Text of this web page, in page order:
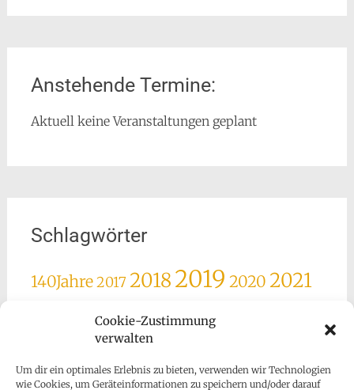
Cookie-Zustimmung
verwalten
Um dir ein optimales Erlebnis zu bieten, verwenden wir Technologien
wie Cookies, um Geräteinformationen zu speichern und/oder darauf
Anstehende Termine:
Aktuell keine Veranstaltungen geplant
Schlagwörter
140Jahre2017 20182019 2020 2021
2023 2024 2025
Ausrückung Besuch
MitgliederNachruf